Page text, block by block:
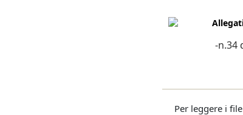
-n.34
Per leggere i